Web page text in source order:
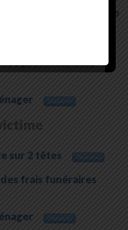
payable pendant la vie
de prothèse, etc.)
Cliquez ici
sur 2 têtes Cliquez ici
frais funéraires
Cliquez ici